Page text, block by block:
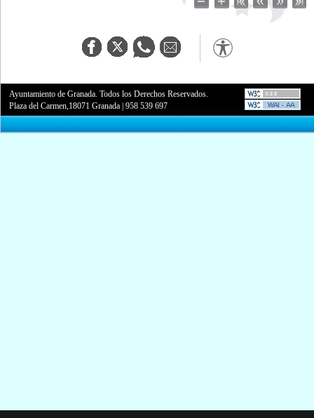
Ayuntamiento de Granada. Todos los Derechos Reservados.
Plaza del Carmen,18071 Granada |958 539 697